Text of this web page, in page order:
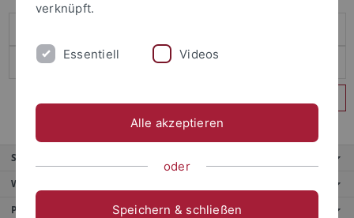
Service
Weitere Angebote
Portale
verknüpft.
Essentiell Videos
Alle akzeptieren
oder
Speichern & schließen